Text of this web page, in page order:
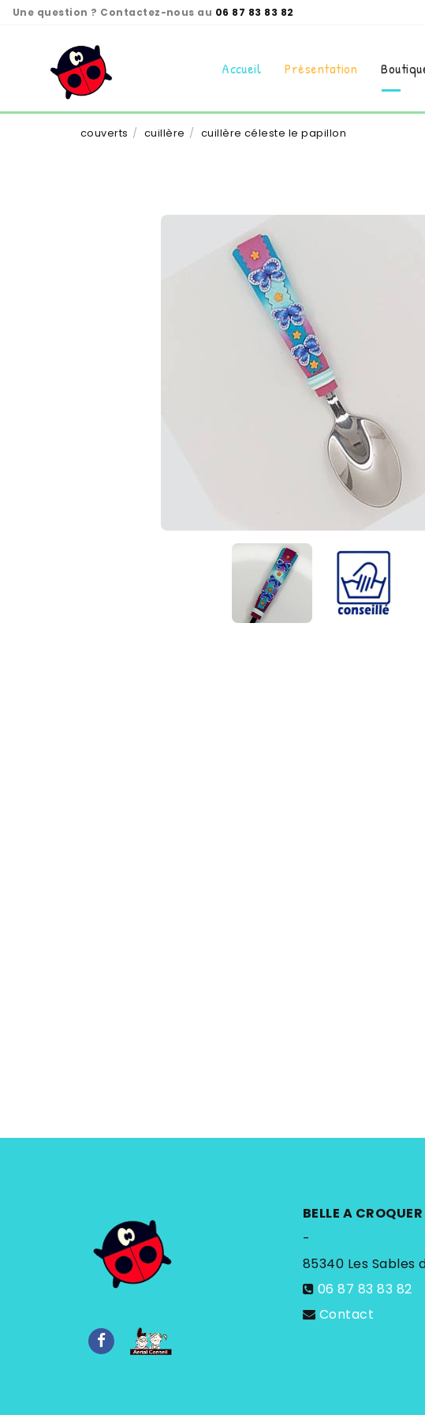
Accueil Présentation
couverts cuillère cuillère céleste le papillon
Une question ? Contactez-nous au 06 87 83 83 82
BELLE A CROQUER
-
85340 Les Sables
06 87 83 83 82
Contact
Panneau de gestion des cookies